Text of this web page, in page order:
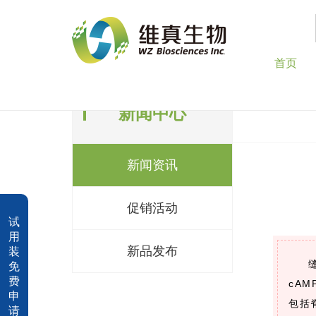
首页
新闻中心
新闻资讯
促销活动
新品发布
包括
试
用
装
免
费
申
请